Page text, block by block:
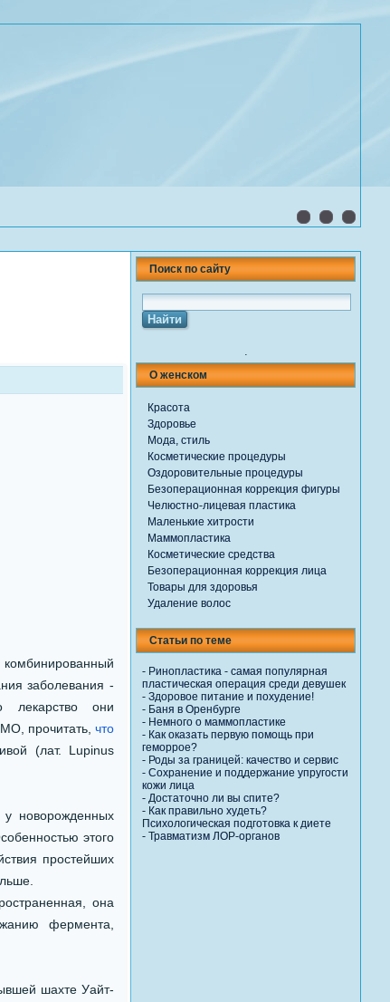
заболевания -
лекарство они
прочитать, что
(лат. Lupinus
у новорожденных
этого
простейших
она
фермента,
шахте Уайт-
Поиск по сайту
.
О женском
Красота
Здоровье
Мода, стиль
Косметические процедуры
Оздоровительные процедуры
Безоперационная коррекция фигуры
Челюстно-лицевая пластика
Маленькие хитрости
Маммопластика
Косметические средства
Безоперационная коррекция лица
Товары для здоровья
Удаление волос
Статьи по теме
- Ринопластика - самая популярная
пластическая операция среди девушек
- Здоровое питание и похудение!
- Баня в Оренбурге
- Немного о маммопластике
- Как оказать первую помощь при
геморрое?
- Роды за границей: качество и сервис
- Сохранение и поддержание упругости
кожи лица
- Достаточно ли вы спите?
- Как правильно худеть?
Психологическая подготовка к диете
- Травматизм ЛОР-органов